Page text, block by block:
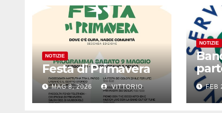
NOTIZIE
Festa di Primavera
MAG 8, 2026 VITTORIO
NOTIZIE
FEB